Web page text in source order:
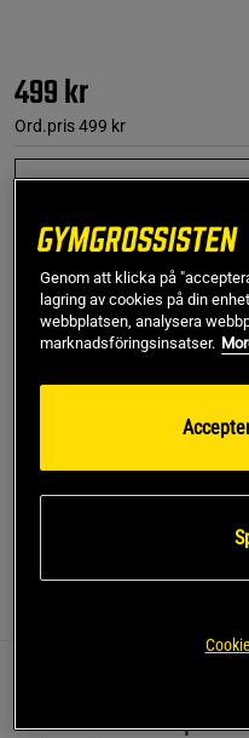
499 kr
Ord.pris499 kr
Small
Fri frakt över 499 kr Fri
bekväm oversize-
Genom att klicka på
lagring av cookies på din
webbplatsen, analysera
marknadsföringsinsatser.